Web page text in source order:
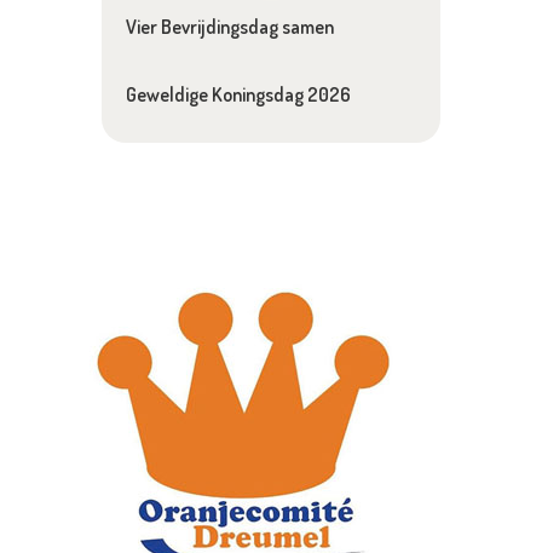
Vier Bevrijdingsdag samen
Geweldige Koningsdag 2026